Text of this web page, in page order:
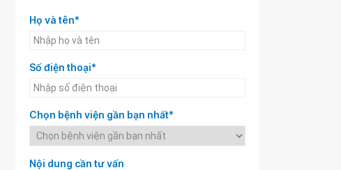
Họ và tên*
Số điện thoại*
Chọn bệnh viện gần bạn nhất*
Nội dung cần tư vấn